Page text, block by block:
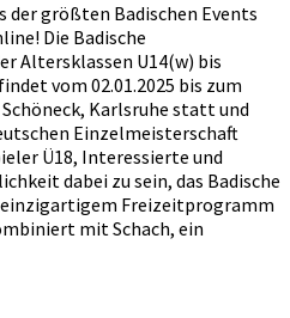
der größten Badischen Events
Die Badische
Altersklassen U14(w) bis
vom 02.01.2025 bis zum
Karlsruhe statt und
Einzelmeisterschaft
Ü18, Interessierte und
dabei zu sein, das Badische
Freizeitprogramm
mit Schach, ein